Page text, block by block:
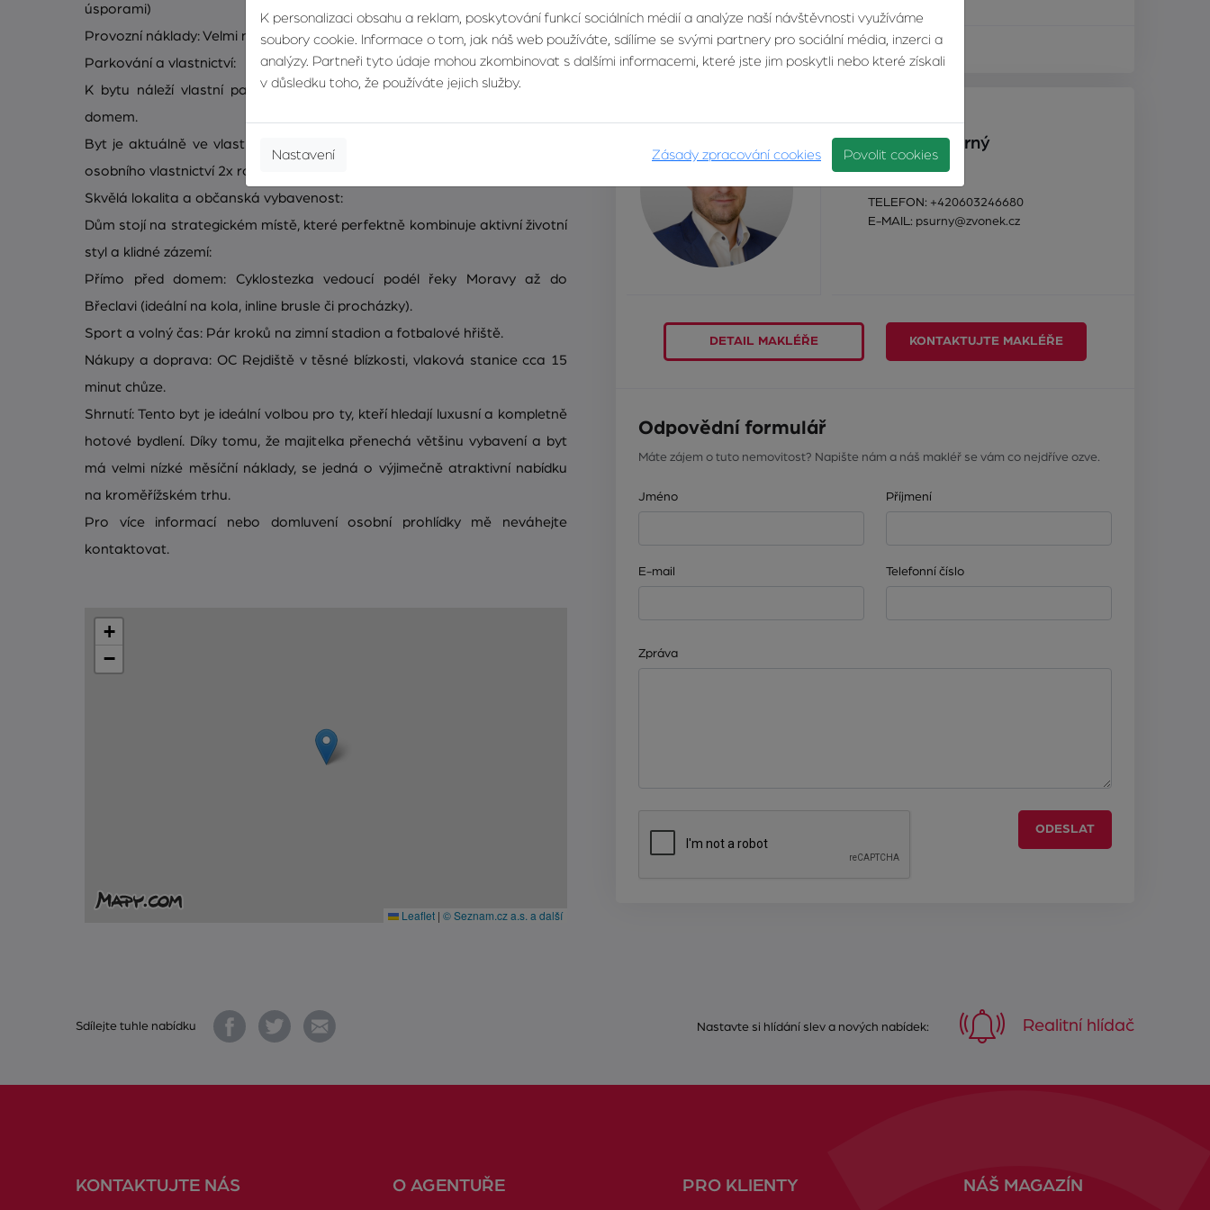
úsporami)
Provozní náklady: Velmi nízké – cca 6 000 Kč / měsíčně.
Parkování a vlastnictví:
K bytu náleží vlastní parkovací stání v osobním vlastnictví přímo před
domem.
Byt je aktuálně ve vlastnictví družstva Svornost s možností převodu do
osobního vlastnictví 2x ročně za jednorázový poplatek cca 30 000 Kč.
Skvělá lokalita a občanská vybavenost:
Dům stojí na strategickém místě, které perfektně kombinuje aktivní životní
styl a klidné zázemí:
Přímo před domem: Cyklostezka vedoucí podél řeky Moravy až do
Břeclavi (ideální na kola, inline brusle či procházky).
Sport a volný čas: Pár kroků na zimní stadion a fotbalové hřiště.
Nákupy a doprava: OC Rejdiště v těsné blízkosti, vlaková stanice cca 15
minut chůze.
Shrnutí: Tento byt je ideální volbou pro ty, kteří hledají luxusní a kompletně
hotové bydlení. Díky tomu, že majitelka přenechá většinu vybavení a byt
má velmi nízké měsíční náklady, se jedná o výjimečně atraktivní nabídku
na kroměřížském trhu.
Pro více informací nebo domluvení osobní prohlídky mě neváhejte
kontaktovat.
+
−
Leaflet | © Seznam.cz a.s. a další
Zobrazit více informací
Roman Pšurný
TELEFON: +420603246680
E-MAIL: psurny@zvonek.cz
DETAIL MAKLÉŘE KONTAKTUJTE MAKLÉŘE
Odpovědní formulář
Máte zájem o tuto nemovitost? Napište nám a náš makléř se vám co nejdříve ozve.
Jméno Příjmení
E-mail Telefonní číslo
Zpráva
ODESLAT
Sdílejte tuhle nabídku Nastavte si hlídání slev a nových nabídek: Realitní hlídač
KONTAKTUJTE NÁS O AGENTUŘE PRO KLIENTY NÁŠ MAGAZÍN
K personalizaci obsahu a reklam, poskytování funkcí sociálních médií a analýze naší návštěvnosti využíváme
soubory cookie. Informace o tom, jak náš web používáte, sdílíme se svými partnery pro sociální média, inzerci a
analýzy. Partneři tyto údaje mohou zkombinovat s dalšími informacemi, které jste jim poskytli nebo které získali
v důsledku toho, že používáte jejich služby.
Zásady zpracování cookies
Nastavení Povolit cookies